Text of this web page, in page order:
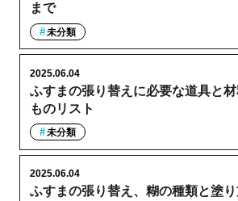
まで
未分類
ふすまの張り替えに必要な道具と
ものリスト
2025.06.04
未分類
ふすまの張り替え、糊の種類と塗
2025.06.04